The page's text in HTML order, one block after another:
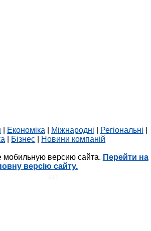
Економіка Міжнародні Регіональні
Бізнес Новини компаній
мобильную версию сайта. Перейти на
версію сайту.